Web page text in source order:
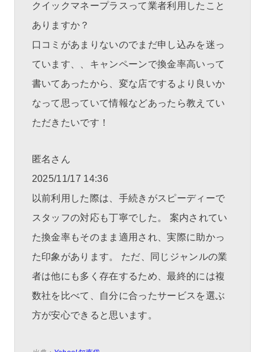
クイックマネープラスって業者利用したこと
ありますか？
口コミがあまりないのでまだ申し込みを迷っ
ています、、キャンペーンで換金率高いって
書いてあったから、変な店でするより良いか
なって思っていて情報などあったら教えてい
ただきたいです！
匿名 さん
2025/11/17 14:36
以前利用した際は、手続きがスピーディーで
スタッフの対応も丁寧でした。 案内されてい
た換金率もそのまま適用され、実際に助かっ
た印象があります。 ただ、同じジャンルの業
者は他にも多く存在するため、最終的には複
数社を比べて、自分に合ったサービスを選ぶ
方が安心できると思います。